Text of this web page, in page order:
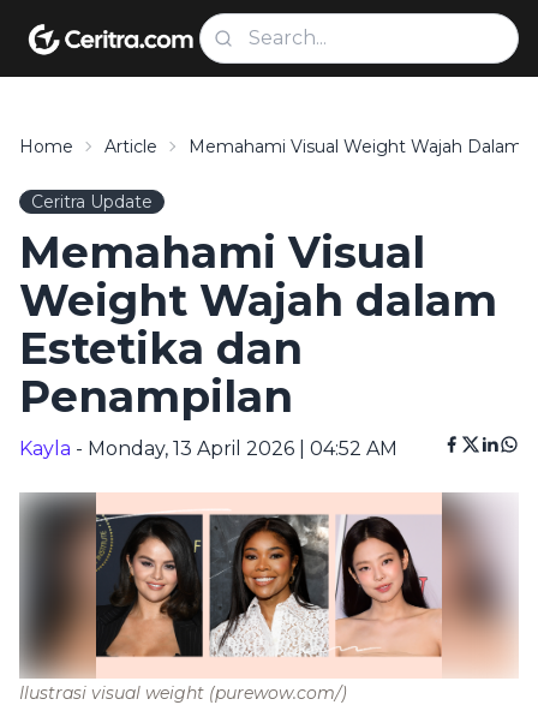
Home Article Memahami Visual Weight Wajah Dalam
Ceritra Update
Memahami Visual
Weight Wajah dalam
Estetika dan
Penampilan
Kayla - Monday, 13 April 2026 | 04:52 AM
Ilustrasi visual weight (purewow.com/)